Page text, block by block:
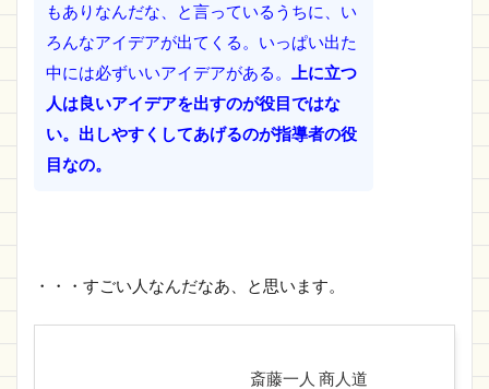
もありなんだな、と言っているうちに、い
ろんなアイデアが出てくる。いっぱい出た
中には必ずいいアイデアがある。
上に立つ
人は良いアイデアを出すのが役目ではな
い。出しやすくしてあげるのが指導者の役
目なの。
・・・すごい人なんだなあ、と思います。
斎藤一人 商人道